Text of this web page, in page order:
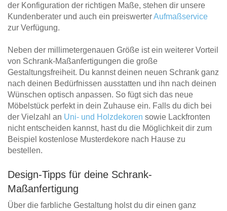
der Konfiguration der richtigen Maße, stehen dir unsere
Kundenberater und auch ein preiswerterAufmaßservice
zur Verfügung.
Neben der millimetergenauen Größe ist ein weiterer Vorteil
von Schrank-Maßanfertigungen die große
Gestaltungsfreiheit. Du kannst deinen neuen Schrank ganz
nach deinen Bedürfnissen ausstatten und ihn nach deinen
Wünschen optisch anpassen. So fügt sich das neue
Möbelstück perfekt in dein Zuhause ein. Falls du dich bei
der Vielzahl an Uni- und Holzdekoren sowie Lackfronten
nicht entscheiden kannst, hast du die Möglichkeit dir zum
Beispiel kostenlose Musterdekore nach Hause zu
bestellen.
Design-Tipps für deine Schrank-
Maßanfertigung
Über die farbliche Gestaltung holst du dir einen ganz